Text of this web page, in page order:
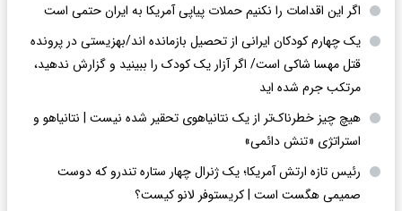
اگر این اقدامات را نکنیم حملات پیاپی آمریکا به ایران حتمی است
یک چهارم کودکان ایرانی از تحصیل بازمانده اند/بهزیستی در پرونده
قتل مهسا شاکی است/ اگر آزار یک کودک را ببینید و گزارش ندهید،
مرتکب جرم شده اید
هیچ چیز خطرناک‌تر از یک نتانیاهوی تحقیر شده نیست | نتانیاهو و
استراتژی «تنش دائمی»
رئیس تازه ارتش آمریکا؛ یک ژنرال چهار ستاره تندرو که دوست
صمیمی هگست است | کریستوفر لانو کیست؟